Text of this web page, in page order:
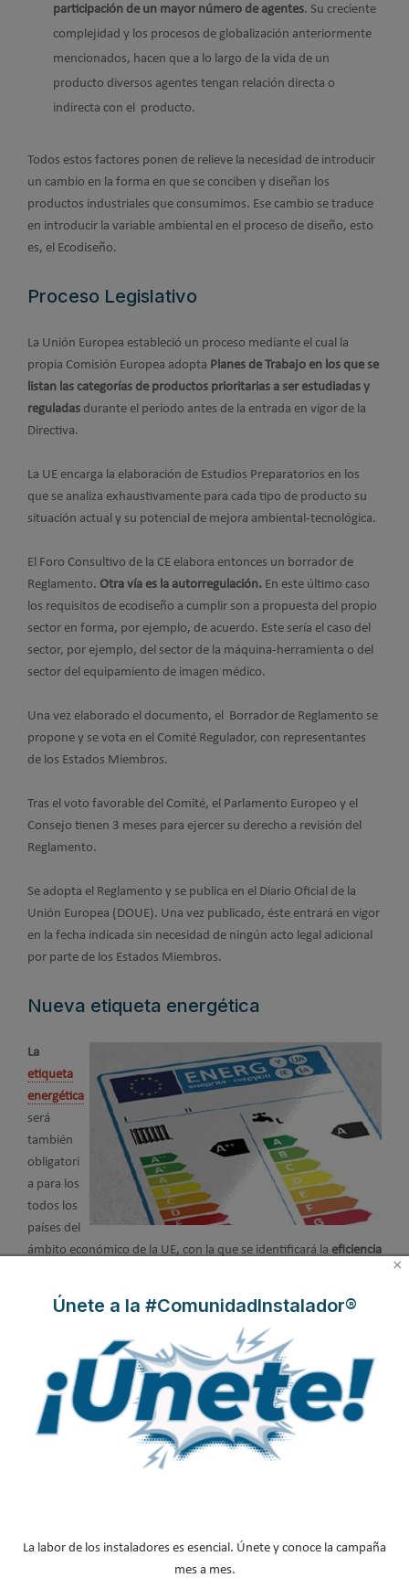
participación de un mayor número de agentes. Su creciente
complejidad y los procesos de globalización anteriormente
mencionados, hacen que a lo largo de la vida de un
producto diversos agentes tengan relación directa o
indirecta con el producto.
Todos estos factores ponen de relieve la necesidad de introducir
un cambio en la forma en que se conciben y diseñan los
productos industriales que consumimos. Ese cambio se traduce
en introducir la variable ambiental en el proceso de diseño, esto
es, el Ecodiseño.
Proceso Legislativo
La Unión Europea estableció un proceso mediante el cual la
propia Comisión Europea adopta Planes de Trabajo en los que se
listan las categorías de productos prioritarias a ser estudiadas y
reguladas durante el periodo antes de la entrada en vigor de la
Directiva.
La UE encarga la elaboración de Estudios Preparatorios en los
que se analiza exhaustivamente para cada tipo de producto su
situación actual y su potencial de mejora ambiental-tecnológica.
El Foro Consultivo de la CE elabora entonces un borrador de
Reglamento. Otra vía es la autorregulación. En este último caso
los requisitos de ecodiseño a cumplir son a propuesta del propio
sector en forma, por ejemplo, de acuerdo. Este sería el caso del
sector, por ejemplo, del sector de la máquina-herramienta o del
sector del equipamiento de imagen médico.
Una vez elaborado el documento, el Borrador de Reglamento se
propone y se vota en el Comité Regulador, con representantes
de los Estados Miembros.
Tras el voto favorable del Comité, el Parlamento Europeo y el
Consejo tienen 3 meses para ejercer su derecho a revisión del
Reglamento.
Se adopta el Reglamento y se publica en el Diario Oficial de la
Unión Europea (DOUE). Una vez publicado, éste entrará en vigor
en la fecha indicada sin necesidad de ningún acto legal adicional
por parte de los Estados Miembros.
Nueva etiqueta energética
La
etiqueta
energética
será
también
obligatori
a para los
todos los
países del
ámbito económico de la UE, con la que se identificará la eficiencia
deberá estar un lugar visible de los productos, exposiciones así
como en los catálogos, tarifas, documentación publicitaría de los
Con respecto a la actual etiqueta energética, las principales
novedades que introduce la Directiva ErP son:
Existen distintos tipos de etiqueta en función del tipo de
×
Únete a la #ComunidadInstalador®
La labor de los instaladores es esencial. Únete y conoce la campaña
mes a mes.